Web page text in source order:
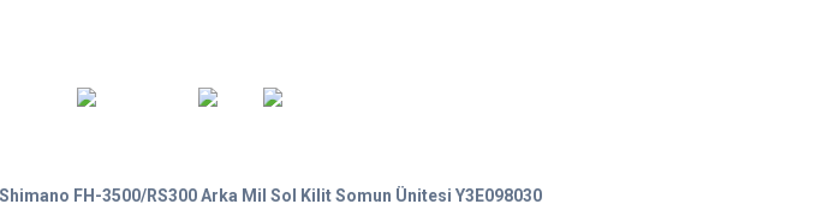
ASKI/TAŞIMA TAMİR/BAKIM GİYİM
Shimano FH-3500/RS300 Arka Mil Sol Kilit Somun Ünitesi Y3E098030